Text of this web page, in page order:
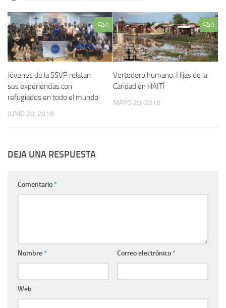
0
Jóvenes de la SSVP relatan
sus experiencias con
refugiados en todo el mundo
JUNIO 20, 2018
0
Vertedero humano: Hijas de la
Caridad en HAITÍ
MAYO 20, 2018
DEJA UNA RESPUESTA
Comentario*
Nombre* Correo electrónico*
Web